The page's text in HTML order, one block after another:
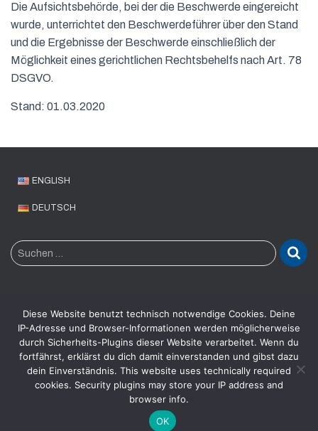
Die Aufsichtsbehörde, bei der die Beschwerde eingereicht
wurde, unterrichtet den Beschwerdeführer über den Stand
und die Ergebnisse der Beschwerde einschließlich der
Möglichkeit eines gerichtlichen Rechtsbehelfs nach Art. 78
DSGVO.
Stand: 01.03.2020
ENGLISH
DEUTSCH
S
u
Suchen …
CTO2GO PARTNERNETZWERK RECHTLICHES
IMPRESSUM DATENSCHUTZERKLÄRUNG
Hestia | Entwickelt von
Diese Website benutzt technisch notwendige Cookies. Deine
IP-Adresse und Browser-Informationen werden möglicherweise
durch Sicherheits-Plugins dieser Website verarbeitet. Wenn du
fortfährst, erklärst du dich damit einverstanden und gibst dazu
dein Einverständnis. This website uses technically required
cookies. Security plugins may store your IP address and
browser info.
OK